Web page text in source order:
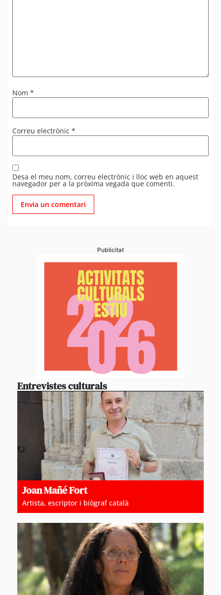
Nom *
Correu electrònic *
Desa el meu nom, correu electrònic i lloc web en aquest
navegador per a la pròxima vegada que comenti.
Publicitat
Entrevistes culturals
Joan Mañé Fort
Artista, escriptor i biògraf català